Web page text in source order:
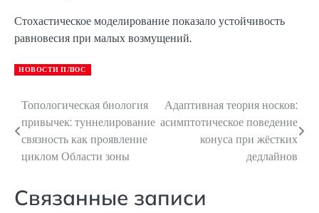
Стохастическое моделирование показало устойчивость
равновесия при малых возмущений.
НОВОСТИ ПЛЮС
Навигация
по
записям
Топологическая биология
привычек: туннелирование
связность как проявление
циклом Области зоны
Адаптивная теория носков:
асимптотическое поведение
конуса при жёстких
дедлайнов
Связанные записи